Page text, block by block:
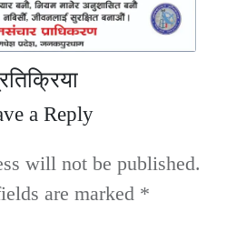
a Reply
will not be published.
are marked *